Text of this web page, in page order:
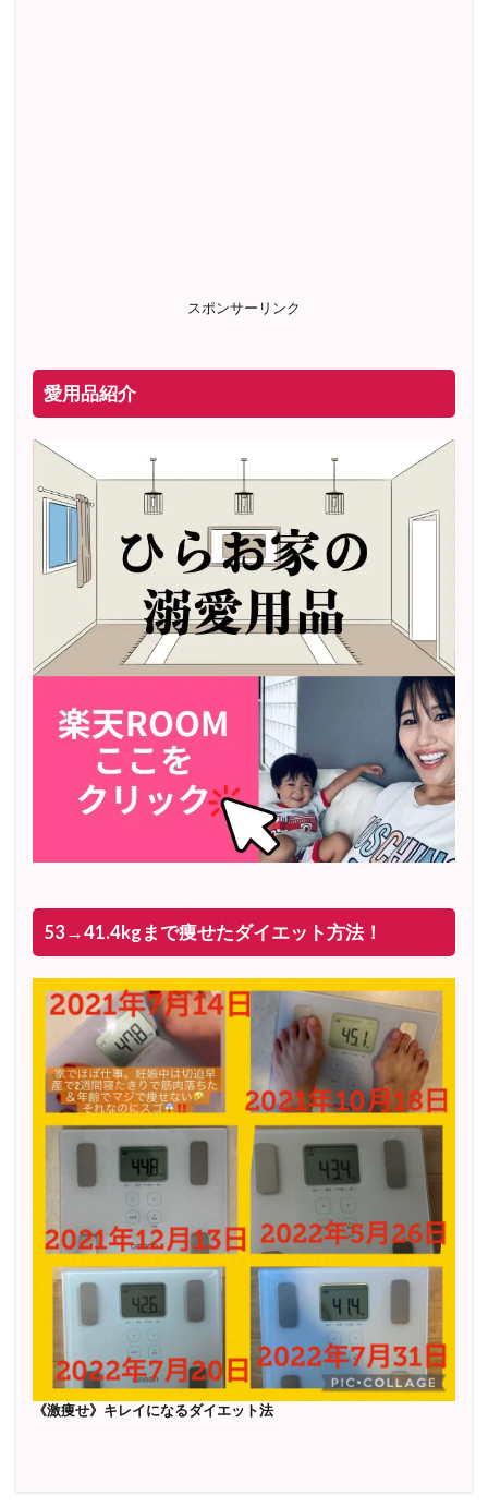
スポンサーリンク
愛用品紹介
53→41.4kgまで痩せたダイエット方法！
《激痩せ》キレイになるダイエット法